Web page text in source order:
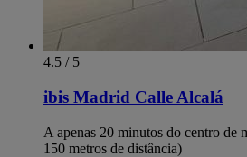
4.5 / 5
ibis Madrid Calle Alcalá
A apenas 20 minutos do centro de
150 metros de distância)